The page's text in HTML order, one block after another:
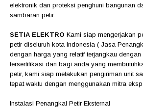
elektronik dan proteksi penghuni bangunan
sambaran petir.
SETIA ELEKTRO Kami siap mengerjakan
petir diseluruh kota Indonesia ( Jasa
dengan harga yang relatif terjangkau
tersertifikasi dan bagi anda yang
petir, kami siap melakukan pengiriman unit
tepat waktu dengan menggunakan mitra
Instalasi Penangkal Petir Eksternal